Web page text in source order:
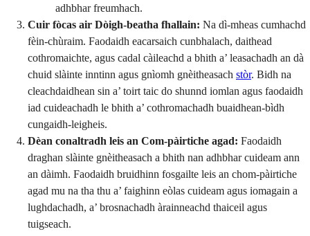
adhbhar freumhach.
Cuir fòcas air Dòigh-beatha fhallain: Na dì-mheas cumhachd
fèin-chùraim. Faodaidh eacarsaich cunbhalach, daithead
cothromaichte, agus cadal càileachd a bhith a’ leasachadh an dà
chuid slàinte inntinn agus gnìomh gnèitheasach stòr. Bidh na
cleachdaidhean sin a’ toirt taic do shunnd iomlan agus faodaidh
iad cuideachadh le bhith a’ cothromachadh buaidhean-bìdh
cungaidh-leigheis.
Dèan conaltradh leis an Com-pàirtiche agad: Faodaidh
draghan slàinte gnèitheasach a bhith nan adhbhar cuideam ann
an dàimh. Faodaidh bruidhinn fosgailte leis an chom-pàirtiche
agad mu na tha thu a’ faighinn eòlas cuideam agus iomagain a
lughdachadh, a’ brosnachadh àrainneachd thaiceil agus
tuigseach.